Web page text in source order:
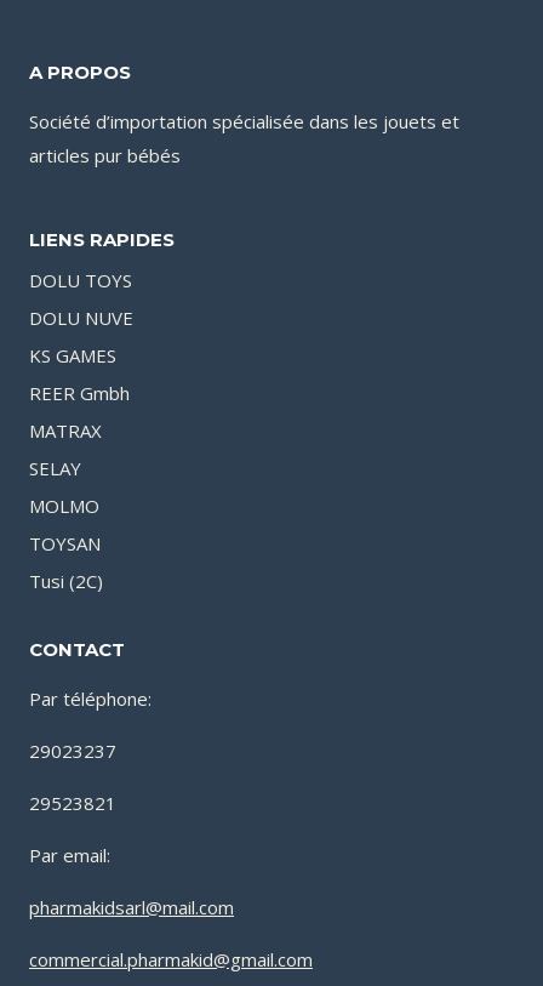
A PROPOS
Société d’importation spécialisée dans les jouets et
articles pur bébés
LIENS RAPIDES
DOLU TOYS
DOLU NUVE
KS GAMES
REER Gmbh
MATRAX
SELAY
MOLMO
TOYSAN
Tusi (2C)
CONTACT
Par téléphone:
29023237
29523821
Par email:
pharmakidsarl@mail.com
commercial.pharmakid@gmail.com